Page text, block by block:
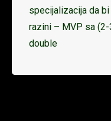
specijalizacija da
razini – MVP sa
double